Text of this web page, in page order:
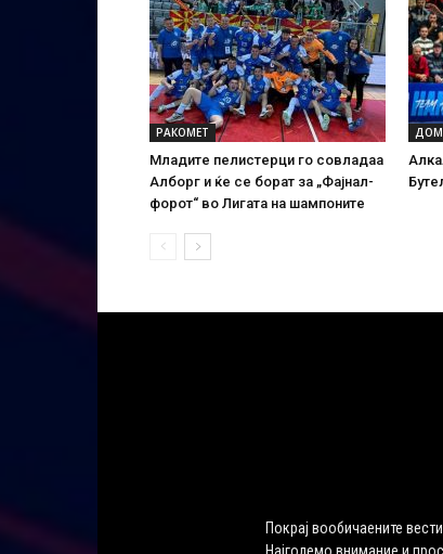
РАКОМЕТ
Младите пелистерци го совладаа
Алборг и ќе се борат за „Фајнал-
форот“ во Лигата на шампоните
Покрај вообичаените